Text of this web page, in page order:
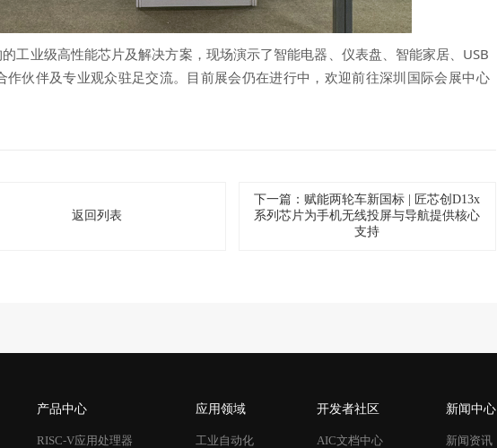
工业级高性能芯片及解决方案，现场演示了智能电器、仪表盘、智能家居、USB
伙伴及专业观众驻足交流。目前展会仍在进行中，欢迎前往深圳国际会展中心
返回列表
下一篇：赋能两轮车新国标 | 匠芯创D13x
系列芯片为手机无线投屏与导航提供核心
支持
产品中心
RISC-V应用处理器
应用领域
工业自动化
开发者社区
AIC文档中心
新闻中心
新闻资讯